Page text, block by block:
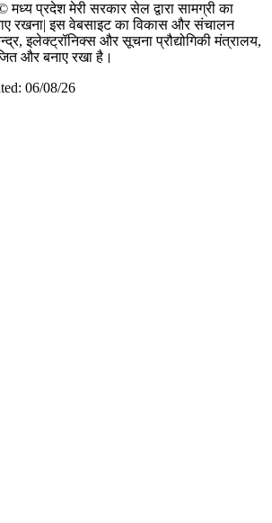
मध्य प्रदेश मेरी सरकार सेल द्वारा सामग्री का
रखना| इस वेबसाइट का विकास और संचालन
इलेक्ट्रॉनिक्स और सूचना प्रौद्योगिकी मंत्रालय,
और बनाए रखा है।
06/08/26